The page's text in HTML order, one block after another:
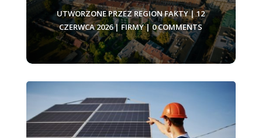
UTWORZONE PRZEZREGION FAKTY|12
CZERWCA 2026| FIRMY| 0 COMMENTS